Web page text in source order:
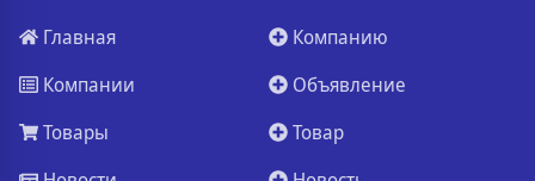
Главная
Компании
Товары
Компанию
Объявление
Товар